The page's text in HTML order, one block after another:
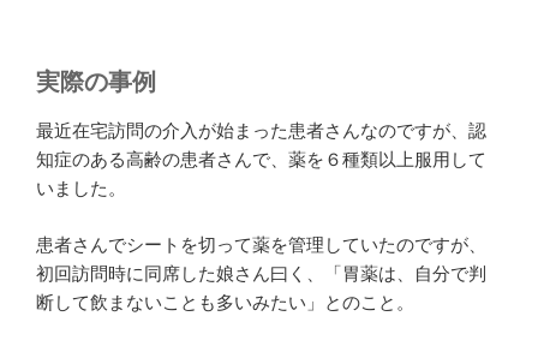
実際の事例
最近在宅訪問の介入が始まった患者さんなのですが、認
知症のある高齢の患者さんで、薬を６種類以上服用して
いました。
患者さんでシートを切って薬を管理していたのですが、
初回訪問時に同席した娘さん曰く、「胃薬は、自分で判
断して飲まないことも多いみたい」とのこと。